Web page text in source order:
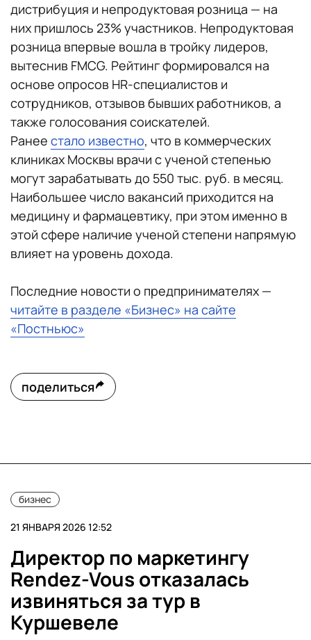
дистрибуция и непродуктовая розница — на
них пришлось 23% участников. Непродуктовая
розница впервые вошла в тройку лидеров,
вытеснив FMCG. Рейтинг формировался на
основе опросов HR-специалистов и
сотрудников, отзывов бывших работников, а
также голосования соискателей.
Ранее стало известно, что в коммерческих
клиниках Москвы врачи с ученой степенью
могут зарабатывать до 550 тыс. руб. в месяц.
Наибольшее число вакансий приходится на
медицину и фармацевтику, при этом именно в
этой сфере наличие ученой степени напрямую
влияет на уровень дохода.
Последние новости о предпринимателях —
читайте в разделе «Бизнес» на сайте
«Постньюс»
поделиться
бизнес
21 ЯНВАРЯ 2026 12:52
Директор по маркетингу
Rendez-Vous отказалась
извиняться за тур в
Куршевеле